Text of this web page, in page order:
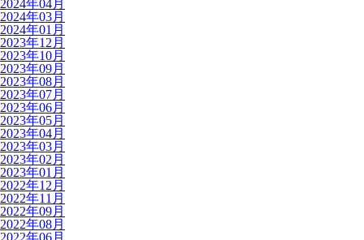
2024年04月
2024年03月
2024年01月
2023年12月
2023年10月
2023年09月
2023年08月
2023年07月
2023年06月
2023年05月
2023年04月
2023年03月
2023年02月
2023年01月
2022年12月
2022年11月
2022年09月
2022年08月
2022年06月